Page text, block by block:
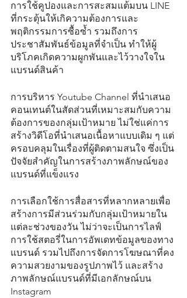
การใช้คูปองและการสะสมแต้มบน LINE
ที่กระตุ้นให้เกิความต้องการและ
พฤติกรรมการซื้อซ้ำ รวมถึงการ
ประชาสัมพันธ์ข้อมูลที่จำเป็น ทำให้ผู้
บริโภคเกิดความผูกพันและไว้วางใจใน
แบรนด์สินค้า
การบริหาร Youtube Channel ที่นำเสนอ
คอนเทนต์ในสัดส่วนที่เหมาะสมกับความ
ต้องการของกลุ่มเป้าหมาย ไม่ใช่แค่การ
สร้างวิดีโอที่นำเสนอเนื้อหาแบบเดิม ๆ แต่
ครอบคลุมในเรื่องที่ผู้ติดตามสนใจ ซึ่งเป็น
ปัจจัยสำคัญในการสร้างภาพลักษณ์ของ
แบรนด์ที่แข็งแรง
การเลือกใช้การสื่อสารที่หลากหลายเพื่อ
สร้างการมีส่วนร่วมกับกลุ่มเป้าหมายใน
แต่ละช่วงของวัน ไม่ว่าจะเป็นการไลฟ์
การใช้สตอรี่ในการอัพเดทข้อมูลของทาง
แบรนด์ รวมไปถึงการจัดการโฆษณาที่คง
ความสวยงามของรูปภาพไว้ และสร้าง
ภาพลักษณ์แบรนด์ที่มีเอกลักษณ์บน
Instagram